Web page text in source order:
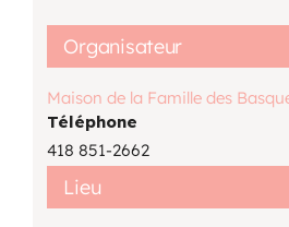
Lieu
Organisateur
Maison de la Famille des
Téléphone
418 851-2662